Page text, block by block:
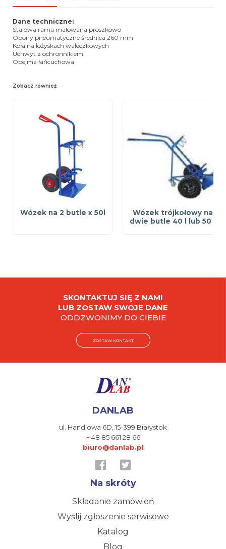
Dane techniczne:
Stalowa rama malowana proszkowo
Opony pneumatyczne średnica 260 mm
Koła na łożyskach wałeczkowych
Uchwyt z ochronnikiem
Obejma łańcuchowa
Zobacz również
Wózek na 2 butle x 50l
Wózek trójkołowy na
dwie butle 40 l lub 50 l
SKONTAKTUJ SIĘ Z NAMI
LUB ZOSTAW SWOJE DANE
ODDZWONIMY DO CIEBIE
ZOSTAW KONTAKT
DANLAB
ul. Handlowa 6D,15-399 Białystok
+ 48 85 661 28 66
biuro@danlab.pl
Na skróty
Składanie zamówień
Wyślij zgłoszenie serwisowe
Katalog
Blog